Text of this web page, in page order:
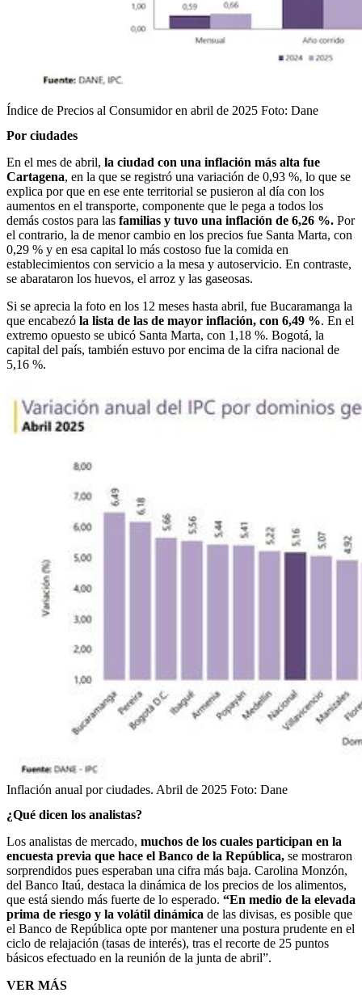
Índice de Precios al Consumidor en abril de 2025 Foto: Dane
Por ciudades
En el mes de abril, la ciudad con una inflación más alta fue
Cartagena, en la que se registró una variación de 0,93 %, lo que se
explica por que en ese ente territorial se pusieron al día con los
aumentos en el transporte, componente que le pega a todos los
demás costos para las familias y tuvo una inflación de 6,26 %. Por
el contrario, la de menor cambio en los precios fue Santa Marta, con
0,29 % y en esa capital lo más costoso fue la comida en
establecimientos con servicio a la mesa y autoservicio. En contraste,
se abarataron los huevos, el arroz y las gaseosas.
Si se aprecia la foto en los 12 meses hasta abril, fue Bucaramanga la
que encabezó la lista de las de mayor inflación, con 6,49 %. En el
extremo opuesto se ubicó Santa Marta, con 1,18 %. Bogotá, la
capital del país, también estuvo por encima de la cifra nacional de
5,16 %.
Inflación anual por ciudades. Abril de 2025 Foto: Dane
¿Qué dicen los analistas?
Los analistas de mercado, muchos de los cuales participan en la
encuesta previa que hace el Banco de la República, se mostraron
sorprendidos pues esperaban una cifra más baja. Carolina Monzón,
del Banco Itaú, destaca la dinámica de los precios de los alimentos,
que está siendo más fuerte de lo esperado. “En medio de la elevada
prima de riesgo y la volátil dinámica de las divisas, es posible que
el Banco de República opte por mantener una postura prudente en el
ciclo de relajación (tasas de interés), tras el recorte de 25 puntos
básicos efectuado en la reunión de la junta de abril”.
VER MÁS